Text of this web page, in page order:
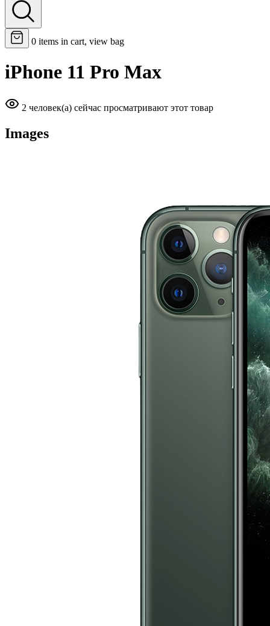
0 items in cart, view bag
iPhone 11 Pro Max
2 человек(а) сейчас просматривают этот товар
Images